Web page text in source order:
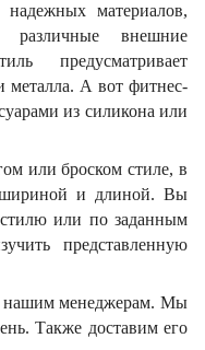
материалов,
различные внешние
предусматривает
металла. А вот фитнес-
из силикона или
или броском стиле, в
шириной и длиной. Вы
или по заданным
представленную
нашим менеджерам. Мы
Также доставим его